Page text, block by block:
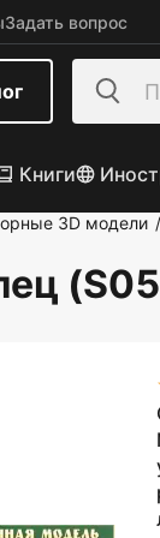
Задать вопрос
Книги
3D модели /